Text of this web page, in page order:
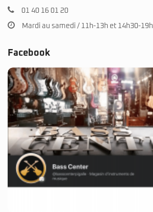
01 40 16 01 20
Mardi au samedi / 11h-13h et 14h30-19h
Facebook